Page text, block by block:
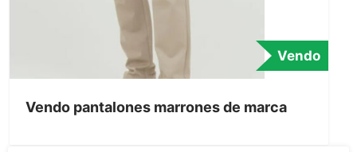
Vendo
Vendo pantalones marrones de marca